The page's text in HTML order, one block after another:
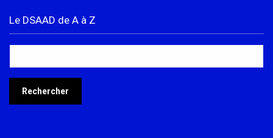
Le DSAAD de A à Z